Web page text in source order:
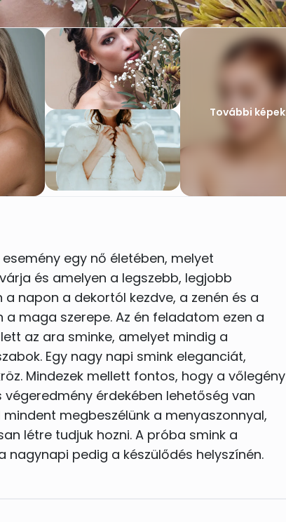
További képek
egy nő életében, melyet
és amelyen a legszebb, legjobb
napon a dekortól kezdve, a zenén és a
maga szerepe. Az én feladatom ezen a
az ara sminke, amelyet mindig a
Egy nagy napi smink eleganciát,
Mindezek mellett fontos, hogy a vőlegény
végeredmény érdekében lehetőség van
megbeszélünk a menyaszonnyal,
létre tudjuk hozni. A próba smink a
nagynapi pedig a készülődés helyszínén.